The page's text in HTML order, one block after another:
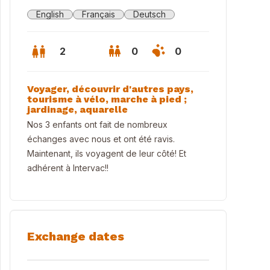
English Français Deutsch
2 0 0
Voyager, découvrir d'autres pays,
tourisme à vélo, marche à pied ;
jardinage, aquarelle
Nos 3 enfants ont fait de nombreux
échanges avec nous et ont été ravis.
Maintenant, ils voyagent de leur côté! Et
adhérent à Intervac!!
Exchange dates